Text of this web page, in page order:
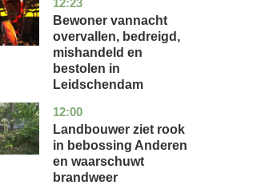
holland
Bewoner vannacht
overvallen, bedreigd,
mishandeld en
bestolen in
Leidschendam
12:00
drenthe
nieuws
Landbouwer ziet rook
in bebossing Anderen
en waarschuwt
brandweer